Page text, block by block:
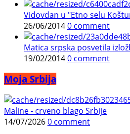
Vidovdan u "Etno selu
26/06/20140 comment
Matica srpska posvetila
19/02/20140 comment
Moja Srbija
Maline - crveno blago Srbije
14/07/20260 comment